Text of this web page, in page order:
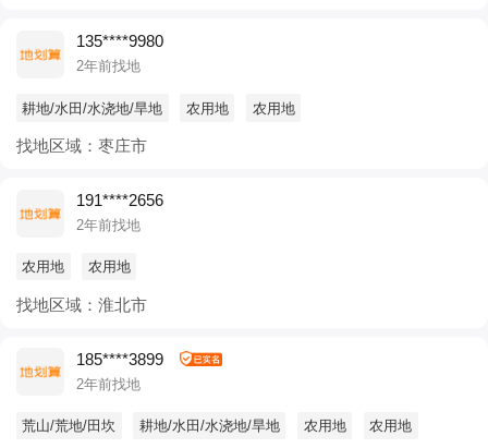
135****9980
2年前找地
耕地/水田/水浇地/旱地 农用地 农用地
找地区域：枣庄市
191****2656
2年前找地
农用地 农用地
找地区域：淮北市
185****3899
2年前找地
荒山/荒地/田坎 耕地/水田/水浇地/旱地 农用地 农用地